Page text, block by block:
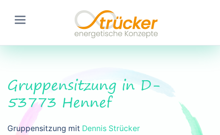
Gruppensitzung in D-
53773 Hennef
Gruppensitzung mit Dennis Strücker